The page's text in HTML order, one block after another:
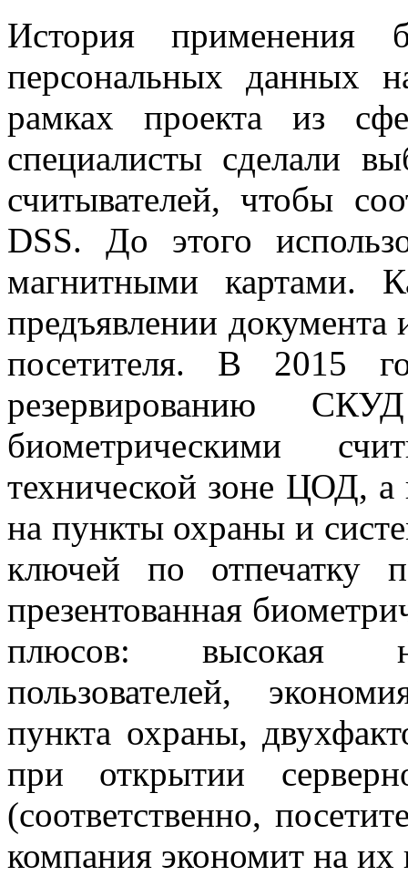
История применения
персональных данных
рамках проекта из
специалисты сделали
считывателей, чтобы
DSS. До этого
магнитными картами.
предъявлении
посетителя. В 2015
резервированию
биометрическими
технической зоне ЦОД, а
на пункты охраны и
ключей по отпечатку
презентованная
плюсов: высокая
пользователей,
пункта охраны,
при открытии
(соответственно,
компания экономит на